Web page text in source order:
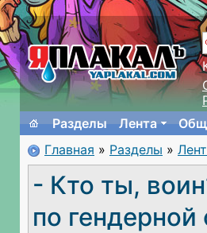
Разделы
Лента
Главная » Разделы »
- Кто ты,
по гендерной